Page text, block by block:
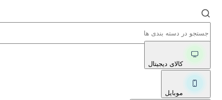
کالای دیجیتال
موبایل